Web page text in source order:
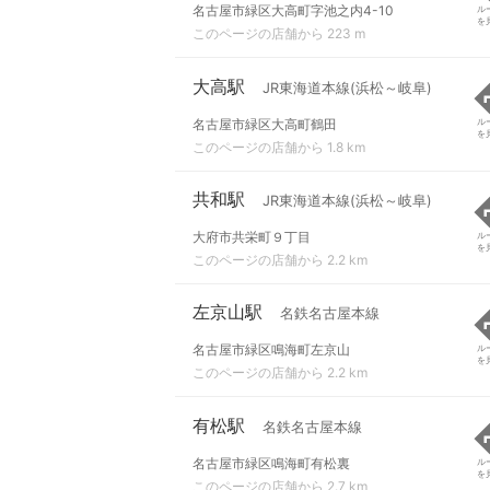
名古屋市緑区大高町字池之内4-10
このページの店舗から 223 m
ル
を
大高駅 JR東海道本線(浜松～岐阜)
名古屋市緑区大高町鶴田
このページの店舗から 1.8 km
ル
を
共和駅 JR東海道本線(浜松～岐阜)
大府市共栄町９丁目
このページの店舗から 2.2 km
ル
を
左京山駅 名鉄名古屋本線
名古屋市緑区鳴海町左京山
このページの店舗から 2.2 km
ル
を
有松駅 名鉄名古屋本線
名古屋市緑区鳴海町有松裏
このページの店舗から 2.7 km
ル
を